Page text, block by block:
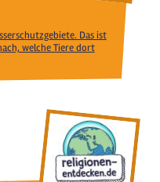
Das ist
welche Tiere dort